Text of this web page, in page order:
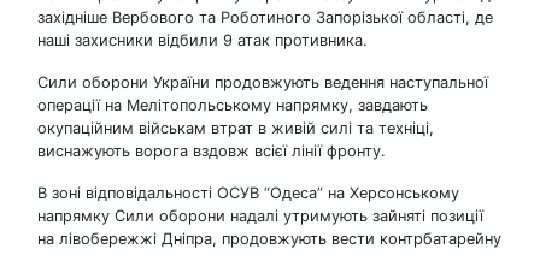
західніше Вербового та Роботиного Запорізької області, де
наші захисники відбили 9 атак противника.
Сили оборони України продовжують ведення наступальної
операції на Мелітопольському напрямку, завдають
окупаційним військам втрат в живій силі та техніці,
виснажують ворога вздовж всієї лінії фронту.
В зоні відповідальності ОСУВ “Одеса” на Херсонському
напрямку Сили оборони надалі утримують зайняті позиції
на лівобережжі Дніпра, продовжують вести контрбатарейну